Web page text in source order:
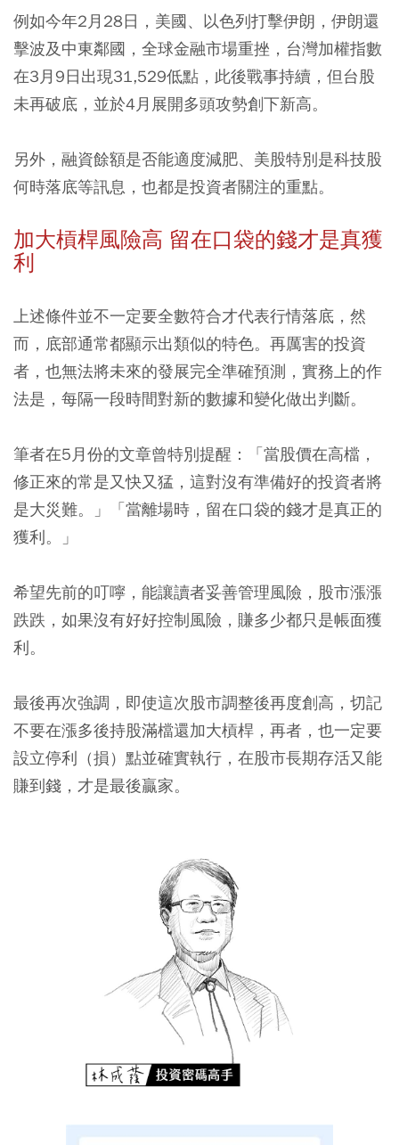
例如今年2月28日，美國、以色列打擊伊朗，伊朗還
擊波及中東鄰國，全球金融市場重挫，台灣加權指數
在3月9日出現31,529低點，此後戰事持續，但台股
未再破底，並於4月展開多頭攻勢創下新高。
另外，融資餘額是否能適度減肥、美股特別是科技股
何時落底等訊息，也都是投資者關注的重點。
加大槓桿風險高 留在口袋的錢才是真獲
利
上述條件並不一定要全數符合才代表行情落底，然
而，底部通常都顯示出類似的特色。再厲害的投資
者，也無法將未來的發展完全準確預測，實務上的作
法是，每隔一段時間對新的數據和變化做出判斷。
筆者在5月份的文章曾特別提醒：「當股價在高檔，
修正來的常是又快又猛，這對沒有準備好的投資者將
是大災難。」「當離場時，留在口袋的錢才是真正的
獲利。」
希望先前的叮嚀，能讓讀者妥善管理風險，股市漲漲
跌跌，如果沒有好好控制風險，賺多少都只是帳面獲
利。
最後再次強調，即使這次股市調整後再度創高，切記
不要在漲多後持股滿檔還加大槓桿，再者，也一定要
設立停利（損）點並確實執行，在股市長期存活又能
賺到錢，才是最後贏家。